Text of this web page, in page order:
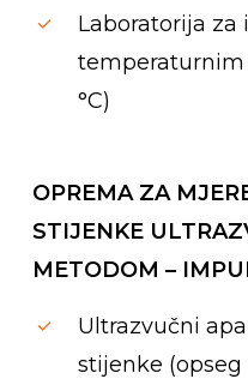
Laboratorija za
temperaturnim
°C)
OPREMA ZA
STIJENKE
METODOM –
Ultrazvučni
stijenke (opseg